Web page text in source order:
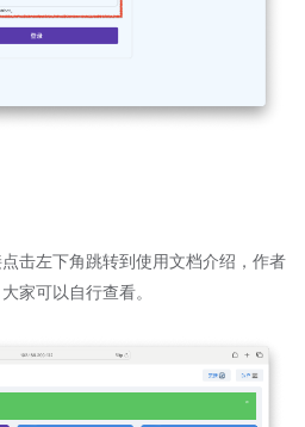
击左下角跳转到使用文档介绍，作者
家可以自行查看。